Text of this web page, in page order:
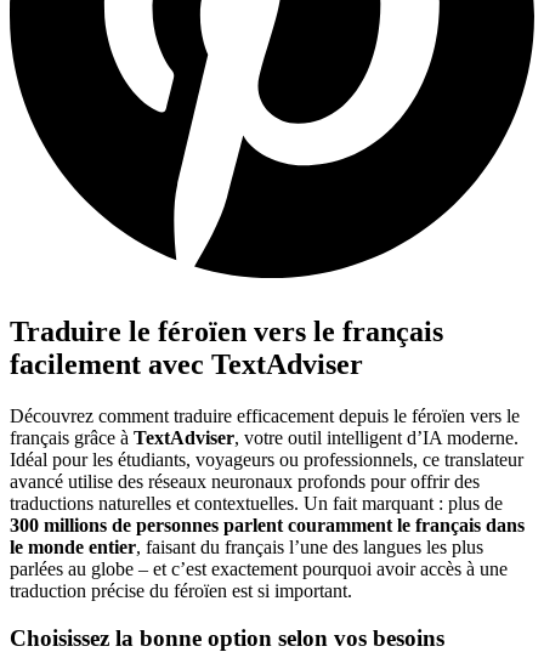
Traduire le féroïen vers le français
facilement avec TextAdviser
Découvrez comment traduire efficacement depuis le féroïen vers le
français grâce à TextAdviser, votre outil intelligent d’IA moderne.
Idéal pour les étudiants, voyageurs ou professionnels, ce translateur
avancé utilise des réseaux neuronaux profonds pour offrir des
traductions naturelles et contextuelles. Un fait marquant : plus de
300 millions de personnes parlent couramment le français dans
le monde entier, faisant du français l’une des langues les plus
parlées au globe – et c’est exactement pourquoi avoir accès à une
traduction précise du féroïen est si important.
Choisissez la bonne option selon vos besoins